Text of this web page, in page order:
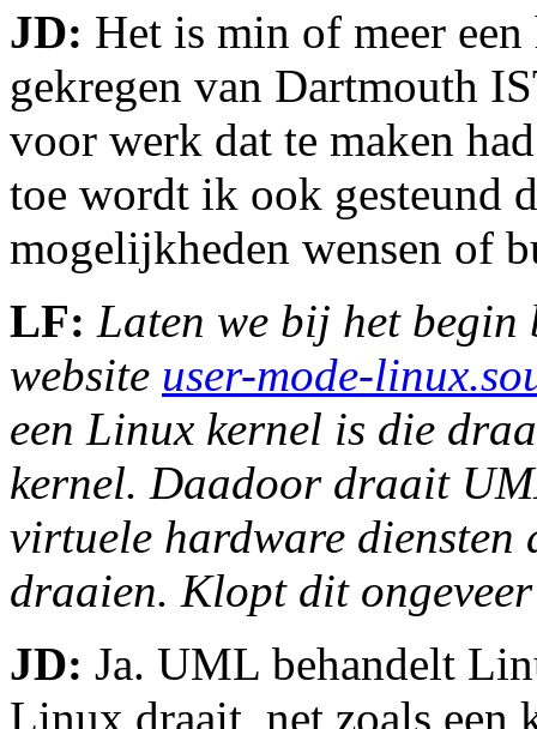
JD: Het is min of meer
gekregen van Dartmouth
voor werk dat te maken
toe wordt ik ook gesteund
mogelijkheden wensen of
LF: Laten we bij het begin
website user-mode-
een Linux kernel is die
kernel. Daadoor draait
virtuele hardware diensten
draaien. Klopt dit
JD: Ja. UML behandelt
Linux draait, net zoals een